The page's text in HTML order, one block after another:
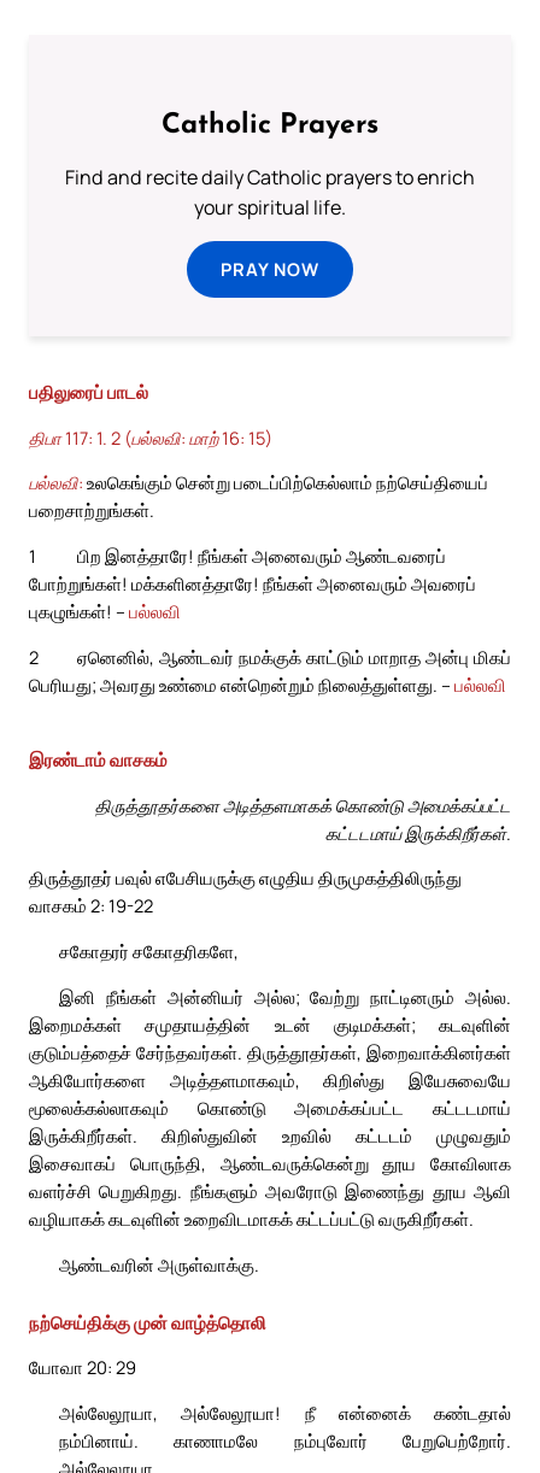
Catholic Prayers
Find and recite daily Catholic prayers to enrich
your spiritual life.
PRAY NOW
பதிலுரைப் பாடல்
திபா 117: 1. 2 (பல்லவி: மாற் 16: 15)
பல்லவி: உலகெங்கும் சென்று படைப்பிற்கெல்லாம் நற்செய்தியைப்
பறைசாற்றுங்கள்.
1
பிற இனத்தாரே! நீங்கள் அனைவரும் ஆண்டவரைப்
போற்றுங்கள்! மக்களினத்தாரே! நீங்கள் அனைவரும் அவரைப்
புகழுங்கள்! – பல்லவி
2
ஏனெனில், ஆண்டவர் நமக்குக் காட்டும் மாறாத அன்பு மிகப்
பெரியது; அவரது உண்மை என்றென்றும் நிலைத்துள்ளது. – பல்லவி
இரண்டாம் வாசகம்
திருத்தூதர்களை அடித்தளமாகக் கொண்டு அமைக்கப்பட்ட
கட்டடமாய் இருக்கிறீர்கள்.
திருத்தூதர் பவுல் எபேசியருக்கு எழுதிய திருமுகத்திலிருந்து
வாசகம் 2: 19-22
சகோதரர் சகோதரிகளே,
இனி நீங்கள் அன்னியர் அல்ல; வேற்று நாட்டினரும் அல்ல.
இறைமக்கள் சமுதாயத்தின் உடன் குடிமக்கள்; கடவுளின்
குடும்பத்தைச் சேர்ந்தவர்கள். திருத்தூதர்கள், இறைவாக்கினர்கள்
ஆகியோர்களை அடித்தளமாகவும், கிறிஸ்து இயேசுவையே
மூலைக்கல்லாகவும் கொண்டு அமைக்கப்பட்ட கட்டடமாய்
இருக்கிறீர்கள். கிறிஸ்துவின் உறவில் கட்டடம் முழுவதும்
இசைவாகப் பொருந்தி, ஆண்டவருக்கென்று தூய கோவிலாக
வளர்ச்சி பெறுகிறது. நீங்களும் அவரோடு இணைந்து தூய ஆவி
வழியாகக் கடவுளின் உறைவிடமாகக் கட்டப்பட்டு வருகிறீர்கள்.
ஆண்டவரின் அருள்வாக்கு.
நற்செய்திக்கு முன் வாழ்த்தொலி
யோவா 20: 29
அல்லேலூயா, அல்லேலூயா! நீ என்னைக் கண்டதால்
நம்பினாய். காணாமலே நம்புவோர் பேறுபெற்றோர்.
அல்லேலூயா.